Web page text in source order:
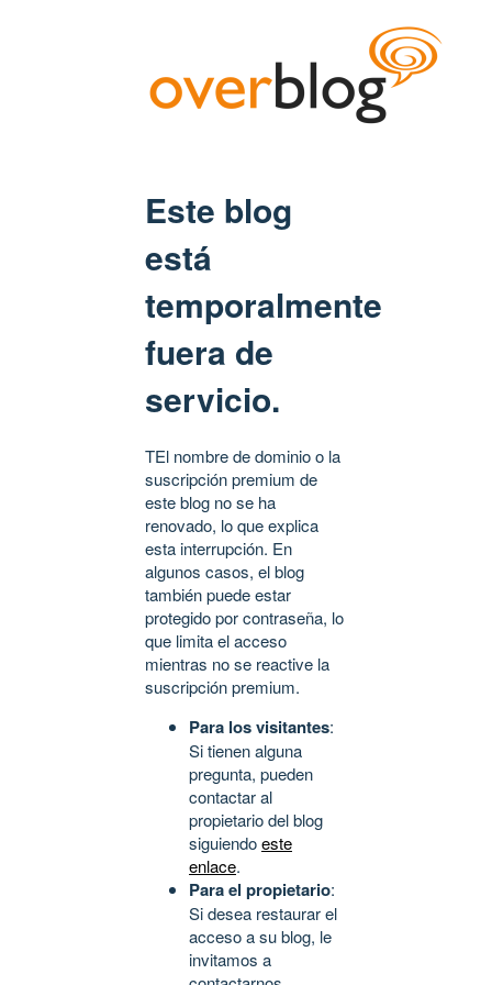
Este blog
está
temporalmente
fuera de
servicio.
TEl nombre de dominio o la
suscripción premium de
este blog no se ha
renovado, lo que explica
esta interrupción. En
algunos casos, el blog
también puede estar
protegido por contraseña, lo
que limita el acceso
mientras no se reactive la
suscripción premium.
Para los visitantes:
Si tienen alguna
pregunta, pueden
contactar al
propietario del blog
siguiendoeste
enlace.
Para el propietario:
Si desea restaurar el
acceso a su blog, le
invitamos a